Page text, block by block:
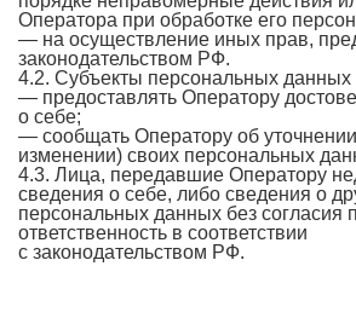
Оператора при обработке его
— на осуществление иных прав,
законодательством РФ.
4.2. Субъекты персональных данных
— предоставлять Оператору
о себе;
— сообщать Оператору об
изменении) своих персональных
4.3. Лица, передавшие Оператору
сведения о себе, либо сведения о
персональных данных без согласия
ответственность в соответствии
с законодательством РФ.